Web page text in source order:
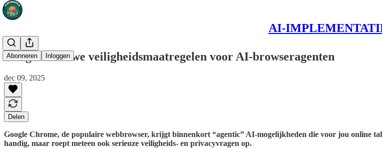
AI-
Abonneren Inloggen
Google: Nieuwe veiligheidsmaatregelen voor AI-browseragenten
dec 09, 2025
Delen
Google Chrome, de populaire webbrowser, krijgt binnenkort “agentic” AI-mogelijkheden die voor jou online
handig, maar roept meteen ook serieuze veiligheids- en privacyvragen op.